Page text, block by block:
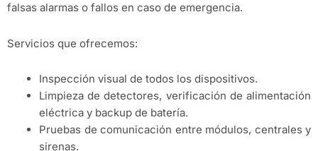
falsas alarmas o fallos en caso de emergencia.
Servicios que ofrecemos:
Inspección visual de todos los dispositivos.
Limpieza de detectores, verificación de alimentación
eléctrica y backup de batería.
Pruebas de comunicación entre módulos, centrales y
sirenas.